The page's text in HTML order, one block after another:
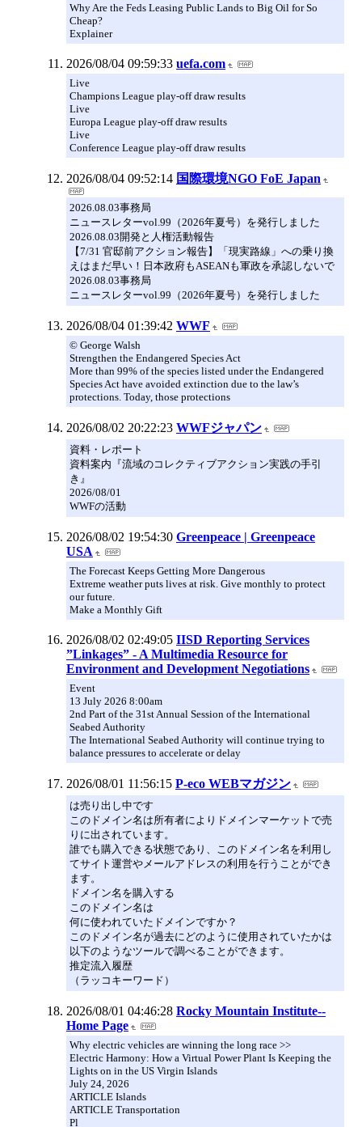
Why Are the Feds Leasing Public Lands to Big Oil for So
Cheap?
Explainer
2026/08/04 09:59:33 uefa.com
Live
Champions League play-off draw results
Live
Europa League play-off draw results
Live
Conference League play-off draw results
2026/08/04 09:52:14 国際環境NGO FoE Japan
2026.08.03事務局
ニュースレターvol.99（2026年夏号）を発行しました
2026.08.03開発と人権活動報告
【7/31 官邸前アクション報告】「現実路線」への乗り換
えはまだ早い！日本政府もASEANも軍政を承認しないで
2026.08.03事務局
ニュースレターvol.99（2026年夏号）を発行しました
2026/08/04 01:39:42 WWF
© George Walsh
Strengthen the Endangered Species Act
More than 99% of the species listed under the Endangered
Species Act have avoided extinction due to the law’s
protections. Today, those protections
2026/08/02 20:22:23 WWFジャパン
資料・レポート
資料案内『流域のコレクティブアクション実践の手引
き』
2026/08/01
WWFの活動
2026/08/02 19:54:30 Greenpeace | Greenpeace
USA
The Forecast Keeps Getting More Dangerous
Extreme weather puts lives at risk. Give monthly to protect
our future.
Make a Monthly Gift
2026/08/02 02:49:05 IISD Reporting Services
”Linkages” - A Multimedia Resource for
Environment and Development Negotiations
Event
13 July 2026 8:00am
2nd Part of the 31st Annual Session of the International
Seabed Authority
The International Seabed Authority will continue trying to
balance pressures to accelerate or delay
2026/08/01 11:56:15 P-eco WEBマガジン
は売り出し中です
このドメイン名は所有者によりドメインマーケットで売
りに出されています。
誰でも購入できる状態であり、このドメイン名を利用し
てサイト運営やメールアドレスの利用を行うことができ
ます。
ドメイン名を購入する
このドメイン名は
何に使われていたドメインですか？
このドメイン名が過去にどのように使用されていたかは
以下のようなツールで調べることができます。
推定流入履歴
（ラッコキーワード）
2026/08/01 04:46:28 Rocky Mountain Institute--
Home Page
Why electric vehicles are winning the long race >>
Electric Harmony: How a Virtual Power Plant Is Keeping the
Lights on in the US Virgin Islands
July 24, 2026
ARTICLE Islands
ARTICLE Transportation
Pl